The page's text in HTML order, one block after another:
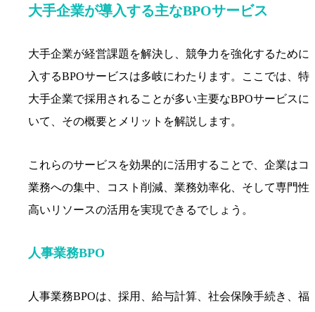
大手企業が導入する主なBPOサービス
大手企業が経営課題を解決し、競争力を強化するために
入するBPOサービスは多岐にわたります。ここでは、特
大手企業で採用されることが多い主要なBPOサービスに
いて、その概要とメリットを解説します。
これらのサービスを効果的に活用することで、企業はコ
業務への集中、コスト削減、業務効率化、そして専門性
高いリソースの活用を実現できるでしょう。
人事業務BPO
人事業務BPOは、採用、給与計算、社会保険手続き、福